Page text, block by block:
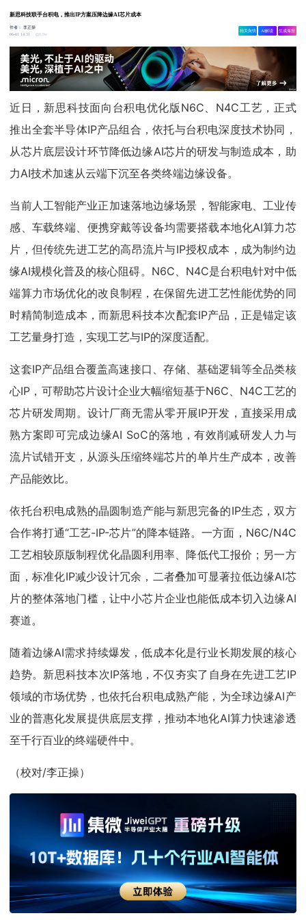
新思科技联手台积电，推出IP方案压降边缘AI芯片成本
作者：李正操
06-01 14:31
1.9w
相关舆情 AI解读 生成海报
近日，新思科技面向台积电优化版N6C、N4C工艺，正式
推出全套半导体IP产品组合，依托与台积电深度技术协同，
从芯片底层设计环节降低边缘AI芯片的研发与制造成本，助
力AI技术加速从云端下沉至各类终端边缘设备。
当前人工智能产业正加速落地边缘场景，智能家电、工业传
感、车载终端、便携穿戴等设备均需要搭载本地化AI算力芯
片，但传统先进工艺的高昂流片与IP授权成本，成为制约边
缘AI规模化普及的核心阻碍。N6C、N4C是台积电针对中低
端算力市场优化的改良制程，在保留先进工艺性能优势的同
时精简制造成本，而新思科技本次配套IP产品，正是锚定该
工艺量身打造，实现工艺与IP的深度适配。
这套IP产品组合覆盖高速接口、存储、基础逻辑等全品类核
心IP，可帮助芯片设计企业大幅缩短基于N6C、N4C工艺的
芯片研发周期。设计厂商无需从零开展IP开发，直接采用成
熟方案即可完成边缘AI SoC的落地，有效削减研发人力与
流片试错开支，从源头压缩终端芯片的单片生产成本，改善
产品能效比。
依托台积电成熟的晶圆制造产能与新思完备的IP生态，双方
合作将打通“工艺-IP-芯片”的降本链路。一方面，N6C/N4C
工艺相较原版制程优化晶圆利用率、降低代工报价；另一方
面，标准化IP减少设计冗余，二者叠加可显著拉低边缘AI芯
片的整体落地门槛，让中小芯片企业也能低成本切入边缘AI
赛道。
随着边缘AI需求持续爆发，低成本化是行业长期发展的核心
趋势。新思科技本次IP落地，不仅夯实了自身在先进工艺IP
领域的市场优势，也依托台积电成熟产能，为全球边缘AI产
业的普惠化发展提供底层支撑，推动本地化AI算力快速渗透
至千行百业的终端硬件中。
（校对/李正操）